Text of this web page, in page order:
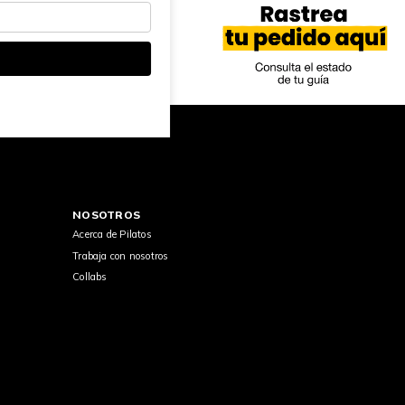
NOSOTROS
Acerca de Pilatos
Trabaja con nosotros
Collabs